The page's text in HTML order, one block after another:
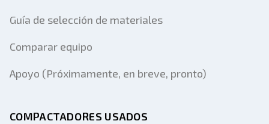
Guía de selección de materiales
Comparar equipo
Apoyo (Próximamente, en breve, pronto)
COMPACTADORES USADOS